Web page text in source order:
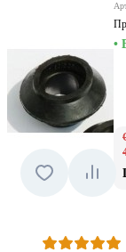
•